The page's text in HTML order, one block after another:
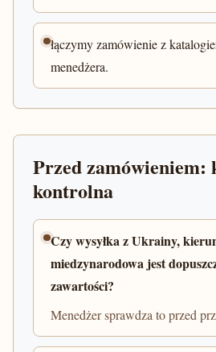
łączymy zamówienie z
menedżera.
Przed
kontrolna
Czy wysyłka z Ukrainy,
miedzynarodowa jest
zawartości?
Menedżer sprawdza to przed